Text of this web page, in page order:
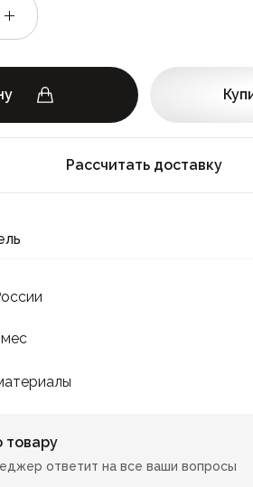
Рассчитать доставку
товару
ответит на все ваши вопросы